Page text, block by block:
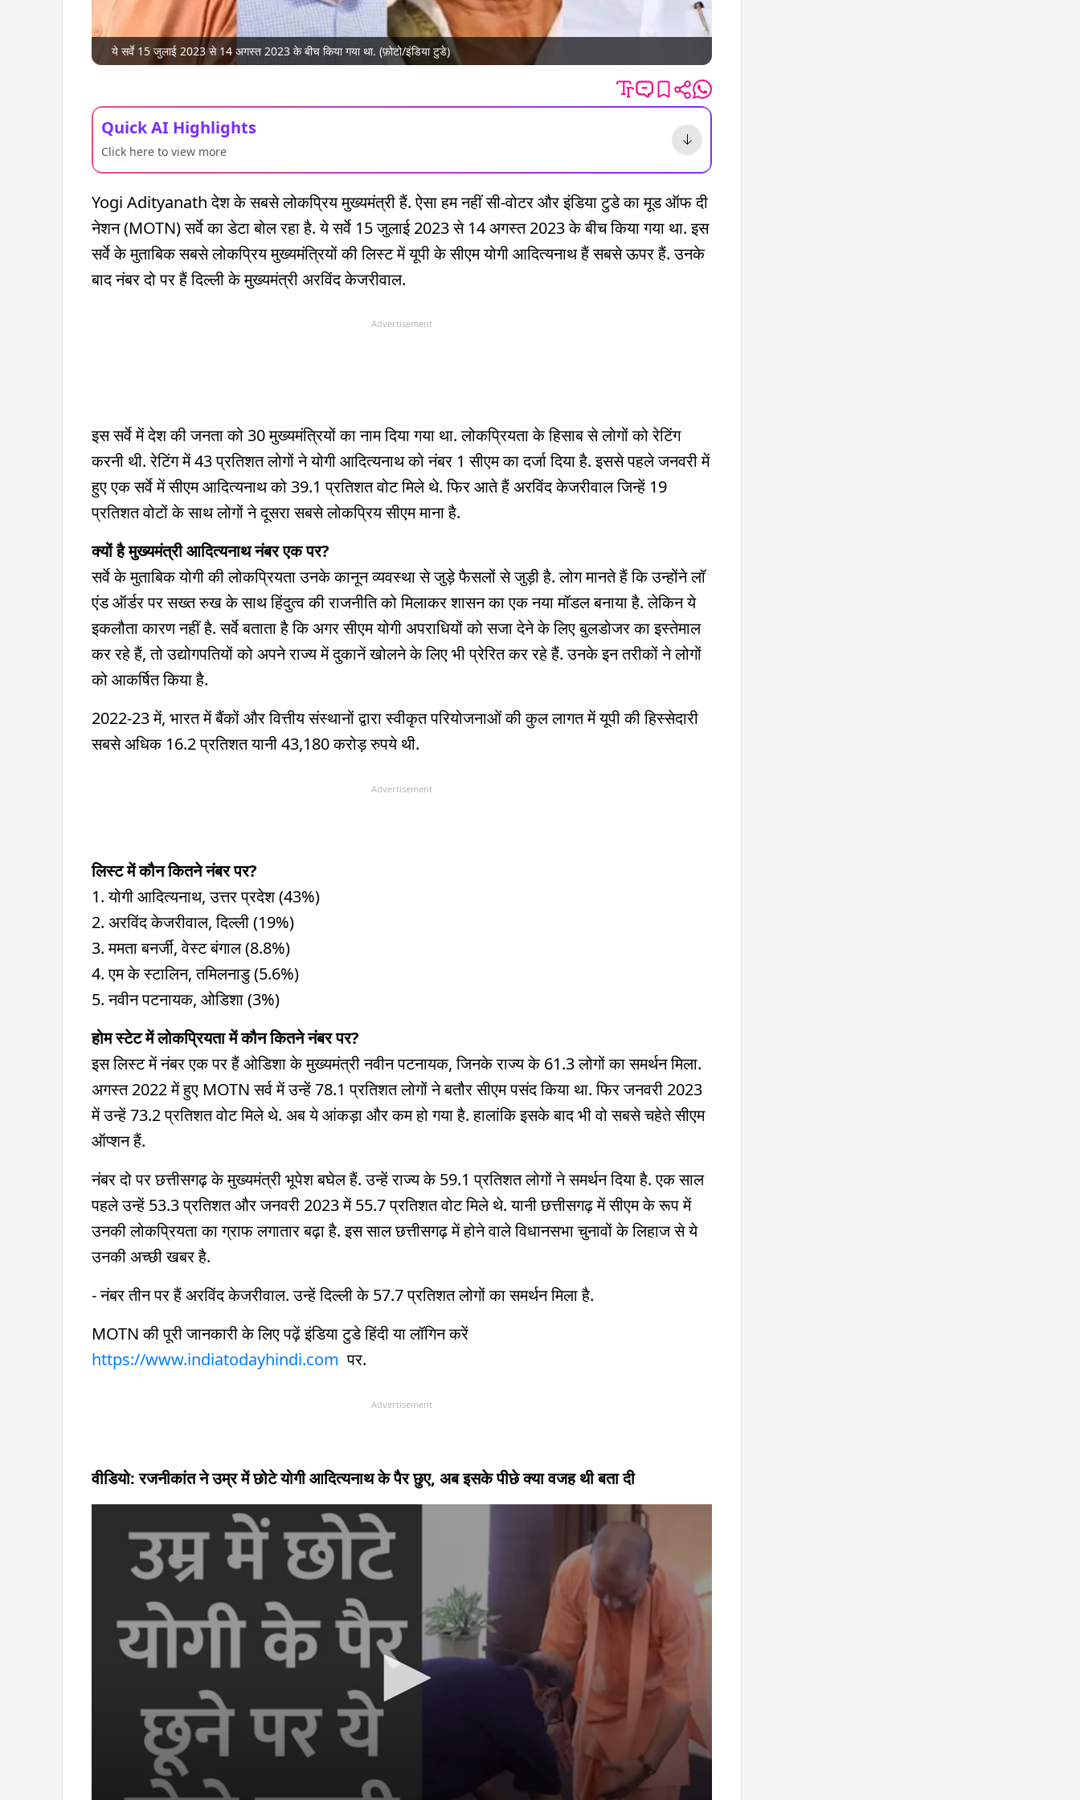
ये सर्वे 15 जुलाई 2023 से 14 अगस्त 2023 के बीच किया गया था. (फ़ोटो/इंडिया टुडे)
Quick AI Highlights
Click here to view more
Yogi Adityanath देश के सबसे लोकप्रिय मुख्यमंत्री हैं. ऐसा हम नहीं सी-वोटर और इंडिया टुडे का मूड ऑफ दी
नेशन (MOTN) सर्वे का डेटा बोल रहा है. ये सर्वे 15 जुलाई 2023 से 14 अगस्त 2023 के बीच किया गया था. इस
सर्वे के मुताबिक सबसे लोकप्रिय मुख्यमंत्रियों की लिस्ट में यूपी के सीएम योगी आदित्यनाथ हैं सबसे ऊपर हैं. उनके
बाद नंबर दो पर हैं दिल्ली के मुख्यमंत्री अरविंद केजरीवाल.
Advertisement
इस सर्वे में देश की जनता को 30 मुख्यमंत्रियों का नाम दिया गया था. लोकप्रियता के हिसाब से लोगों को रेटिंग
करनी थी. रेटिंग में 43 प्रतिशत लोगों ने योगी आदित्यनाथ को नंबर 1 सीएम का दर्जा दिया है. इससे पहले जनवरी में
हुए एक सर्वे में सीएम आदित्यनाथ को 39.1 प्रतिशत वोट मिले थे. फिर आते हैं अरविंद केजरीवाल जिन्हें 19
प्रतिशत वोटों के साथ लोगों ने दूसरा सबसे लोकप्रिय सीएम माना है.
क्यों है मुख्यमंत्री आदित्यनाथ नंबर एक पर?
सर्वे के मुताबिक योगी की लोकप्रियता उनके कानून व्यवस्था से जुड़े फैसलों से जुड़ी है. लोग मानते हैं कि उन्होंने लॉ
एंड ऑर्डर पर सख्त रुख के साथ हिंदुत्व की राजनीति को मिलाकर शासन का एक नया मॉडल बनाया है. लेकिन ये
इकलौता कारण नहीं है. सर्वे बताता है कि अगर सीएम योगी अपराधियों को सजा देने के लिए बुलडोजर का इस्तेमाल
कर रहे हैं, तो उद्योगपतियों को अपने राज्य में दुकानें खोलने के लिए भी प्रेरित कर रहे हैं. उनके इन तरीकों ने लोगों
को आकर्षित किया है.
2022-23 में, भारत में बैंकों और वित्तीय संस्थानों द्वारा स्वीकृत परियोजनाओं की कुल लागत में यूपी की हिस्सेदारी
सबसे अधिक 16.2 प्रतिशत यानी 43,180 करोड़ रुपये थी.
Advertisement
लिस्ट में कौन कितने नंबर पर?
1. योगी आदित्यनाथ, उत्तर प्रदेश (43%)
2. अरविंद केजरीवाल, दिल्ली (19%)
3. ममता बनर्जी, वेस्ट बंगाल (8.8%)
4. एम के स्टालिन, तमिलनाडु (5.6%)
5. नवीन पटनायक, ओडिशा (3%)
होम स्टेट में लोकप्रियता में कौन कितने नंबर पर?
इस लिस्ट में नंबर एक पर हैं ओडिशा के मुख्यमंत्री नवीन पटनायक, जिनके राज्य के 61.3 लोगों का समर्थन मिला.
अगस्त 2022 में हुए MOTN सर्व में उन्हें 78.1 प्रतिशत लोगों ने बतौर सीएम पसंद किया था. फिर जनवरी 2023
में उन्हें 73.2 प्रतिशत वोट मिले थे. अब ये आंकड़ा और कम हो गया है. हालांकि इसके बाद भी वो सबसे चहेते सीएम
ऑप्शन हैं.
नंबर दो पर छत्तीसगढ़ के मुख्यमंत्री भूपेश बघेल हैं. उन्हें राज्य के 59.1 प्रतिशत लोगों ने समर्थन दिया है. एक साल
पहले उन्हें 53.3 प्रतिशत और जनवरी 2023 में 55.7 प्रतिशत वोट मिले थे. यानी छत्तीसगढ़ में सीएम के रूप में
उनकी लोकप्रियता का ग्राफ लगातार बढ़ा है. इस साल छत्तीसगढ़ में होने वाले विधानसभा चुनावों के लिहाज से ये
उनकी अच्छी खबर है.
- नंबर तीन पर हैं अरविंद केजरीवाल. उन्हें दिल्ली के 57.7 प्रतिशत लोगों का समर्थन मिला है.
MOTN की पूरी जानकारी के लिए पढ़ें इंडिया टुडे हिंदी या लॉगिन करें
https://www.indiatodayhindi.com पर.
Advertisement
वीडियो: रजनीकांत ने उम्र में छोटे योगी आदित्यनाथ के पैर छुए, अब इसके पीछे क्या वजह थी बता दी